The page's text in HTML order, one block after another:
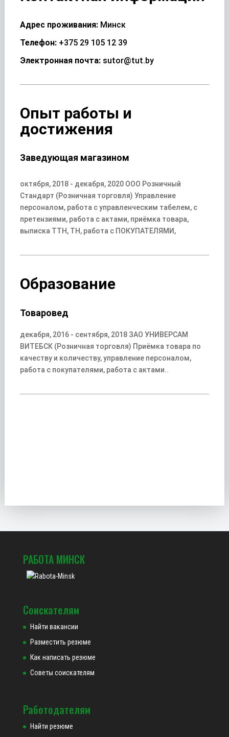
Адрес проживания:Минск
Телефон:+375 29 105 12 39
Электронная почта:sutor@tut.by
Опыт работы и
достижения
Заведующая магазином
октября, 2018 - декабря, 2020 ООО Розничный
Стандарт (Розничная торговля) Управление
персоналом, работа с управленческим табелем, с
претензиями, работа с актами, приёмка товара,
выписка ТТН, ТН, работа с ПОКУПАТЕЛЯМИ,
Образование
Товаровед
декабря, 2016 - сентября, 2018 ЗАО УНИВЕРСАМ
ВИТЕБСК (Розничная торговля) Приёмка товара по
качеству и количеству, управление персоналом,
работа с покупателями, работа с актами..
РАБОТА МИНСК
Соискателям
Найти вакансии
Разместить резюме
Как написать резюме
Советы соискателям
Работодателям
Найти резюме